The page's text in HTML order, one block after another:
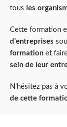
tous les
Cette formation
d'entreprises
formation et
sein de leur
N’hésitez pas à
de cette